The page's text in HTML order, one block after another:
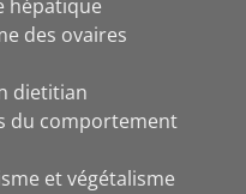
hépatique
des ovaires
dietitian
du comportement
et végétalisme